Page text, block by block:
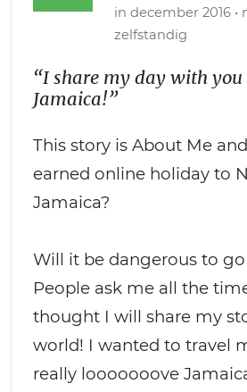
in december 2016 •
zelfstandig
“I share my day with
Jamaica!”
This story is About Me
earned online holiday to
Jamaica?
Will it be dangerous to
People ask me all the
thought I will share my
world! I wanted to travel
really looooooove